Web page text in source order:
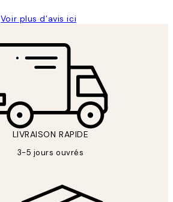
Voir plus d’avis ici
LIVRAISON RAPIDE
3-5 jours ouvrés